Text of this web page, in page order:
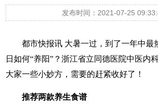
发布时间：2021-07-25
都市快报讯 大暑一过，到了一年中最
日如何“养阳”？浙江省立同德医院中医内
大家一些小妙方，需要的赶紧收好了！
推荐两款养生食谱